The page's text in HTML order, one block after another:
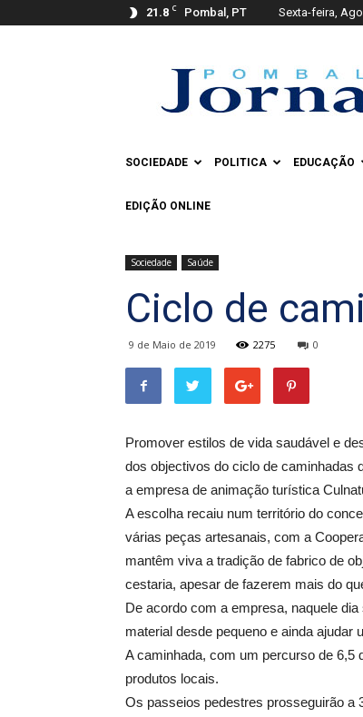
21.8 C Pombal, PT Sexta-feira,
Jornal
SOCIEDADE POLITICA EDUCAÇÃO
EDIÇÃO ONLINE
Sociedade Saúde
Ciclo de
9 de Maio de 2019 2275 0
Promover estilos de vida saudável e
dos objectivos do ciclo de caminhadas
a empresa de animação turística
A escolha recaiu num território do
várias peças artesanais, com a
mantêm viva a tradição de fabrico de
cestaria, apesar de fazerem mais do
De acordo com a empresa, naquele
material desde pequeno e ainda ajudar
A caminhada, com um percurso de
produtos locais.
Os passeios pedestres prosseguirão a